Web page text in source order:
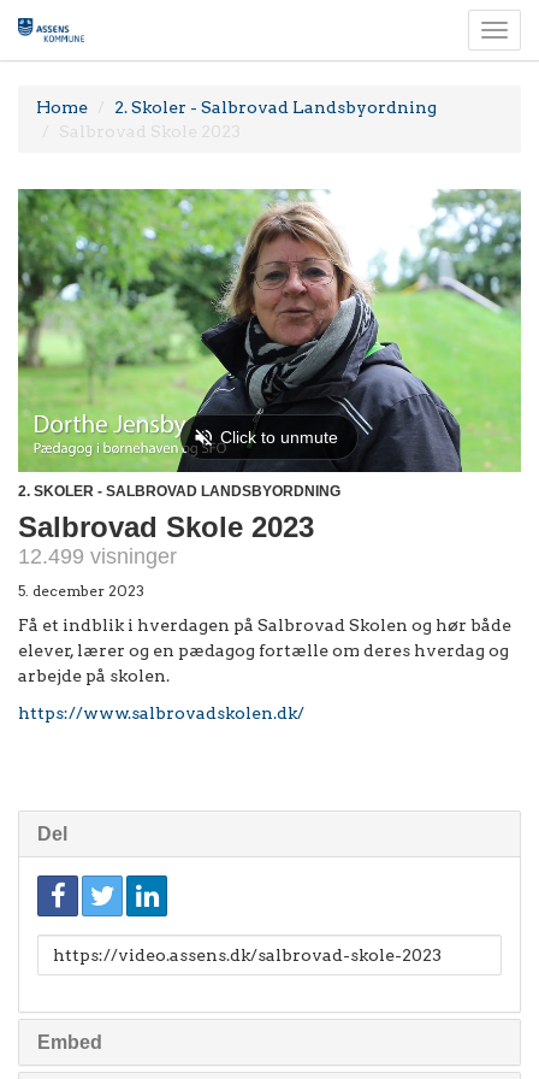
Home
2. Skoler - Salbrovad Landsbyordning
Salbrovad Skole 2023
2. SKOLER - SALBROVAD LANDSBYORDNING
Salbrovad Skole 2023
12.499 visninger
5. december 2023
Få et indblik i hverdagen på Salbrovad Skolen og hør både
elever, lærer og en pædagog fortælle om deres hverdag og
arbejde på skolen.
https://www.salbrovadskolen.dk/
Del
Link
Embed